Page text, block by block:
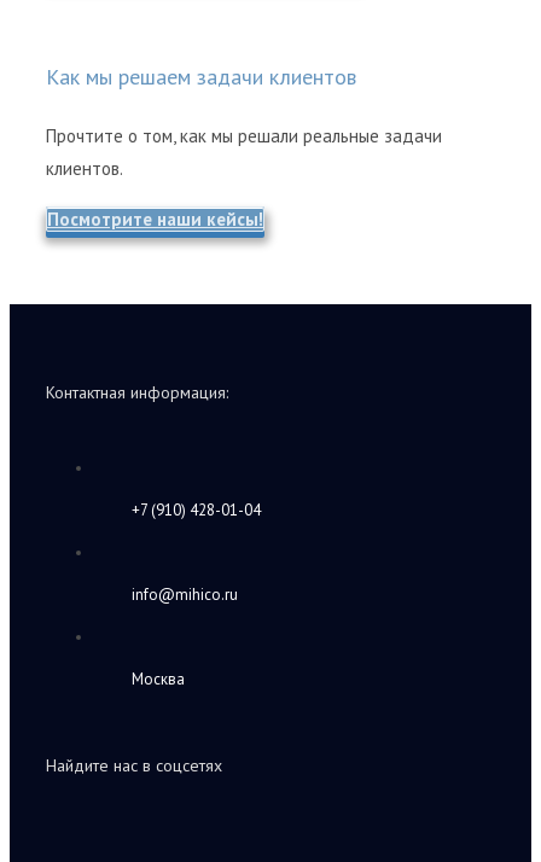
Как мы решаем задачи клиентов
Прочтите о том, как мы решали реальные задачи
клиентов.
Посмотрите наши кейсы!
Контактная информация:
+7 (910) 428-01-04
info@mihico.ru
Москва
Найдите нас в соцсетях